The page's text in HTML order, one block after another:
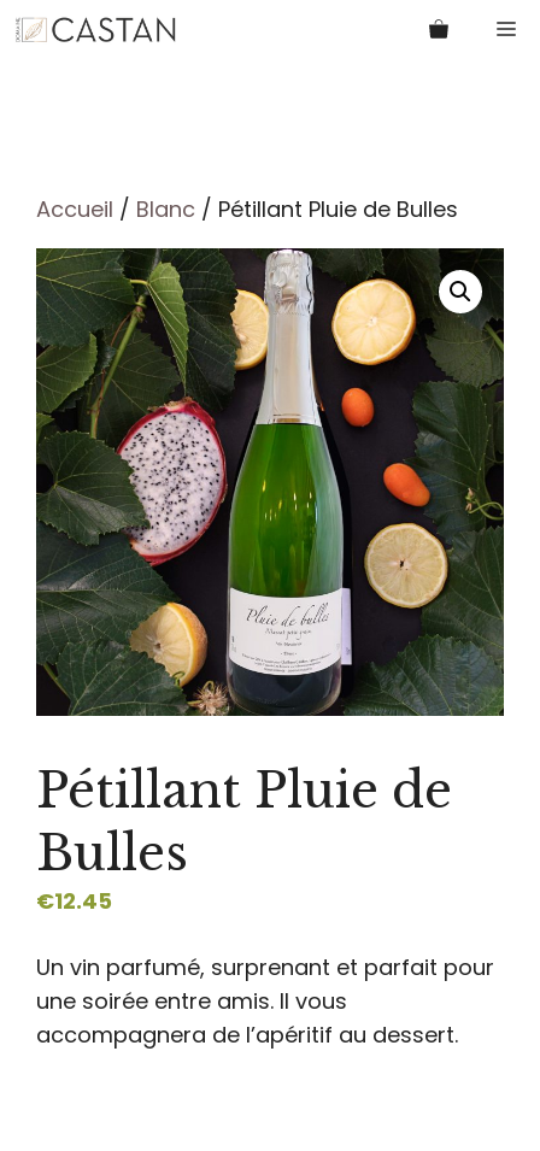
Aller
au
Accueil / Blanc / Pétillant Pluie de Bulles
Pétillant Pluie de
Bulles
€12.45
Un vin parfumé, surprenant et parfait pour
une soirée entre amis. Il vous
accompagnera de l’apéritif au dessert.